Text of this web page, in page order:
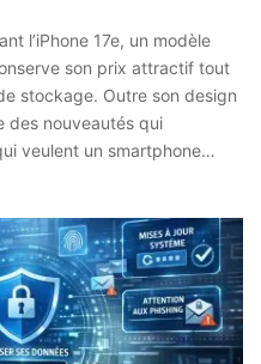
l’iPhone 17e, un modèle
son prix attractif tout
stockage. Outre son design
des nouveautés qui
veulent un smartphone…